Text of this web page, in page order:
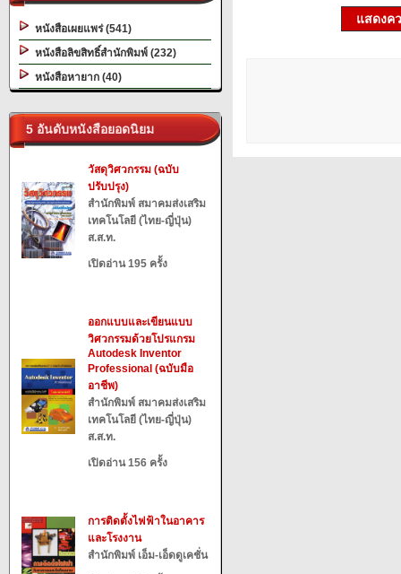
หนังสือเผยแพร่ (541)
หนังสือลิขสิทธิ์สำนักพิมพ์ (232)
หนังสือหายาก (40)
5 อันดับหนังสือยอดนิยม
วัสดุวิศวกรรม (ฉบับ
ปรับปรุง)
สำนักพิมพ์ สมาคมส่งเสริม
เทคโนโลยี (ไทย-ญี่ปุ่น)
ส.ส.ท.
เปิดอ่าน 195 ครั้ง
ออกแบบและเขียนแบบ
วิศวกรรมด้วยโปรแกรม
Autodesk Inventor
Professional (ฉบับมือ
อาชีพ)
สำนักพิมพ์ สมาคมส่งเสริม
เทคโนโลยี (ไทย-ญี่ปุ่น)
ส.ส.ท.
เปิดอ่าน 156 ครั้ง
การติดตั้งไฟฟ้าในอาคาร
และโรงงาน
สำนักพิมพ์ เอ็ม-เอ็ดดูเคชั่น
แสดงค